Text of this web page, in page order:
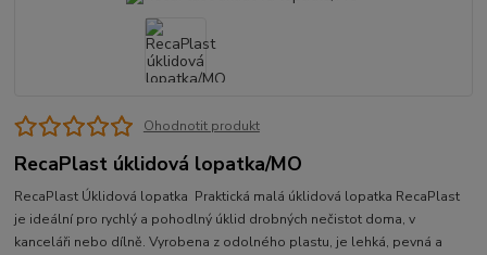
Ohodnotit produkt
RecaPlast úklidová lopatka/MO
RecaPlast Úklidová lopatka Praktická malá úklidová lopatka RecaPlast
je ideální pro rychlý a pohodlný úklid drobných nečistot doma, v
kanceláři nebo dílně. Vyrobena z odolného plastu, je lehká, pevná a